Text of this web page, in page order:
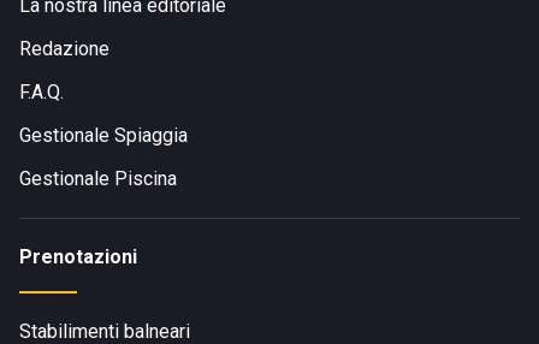
La nostra linea editoriale
Redazione
F.A.Q.
Gestionale Spiaggia
Gestionale Piscina
Prenotazioni
Stabilimenti balneari